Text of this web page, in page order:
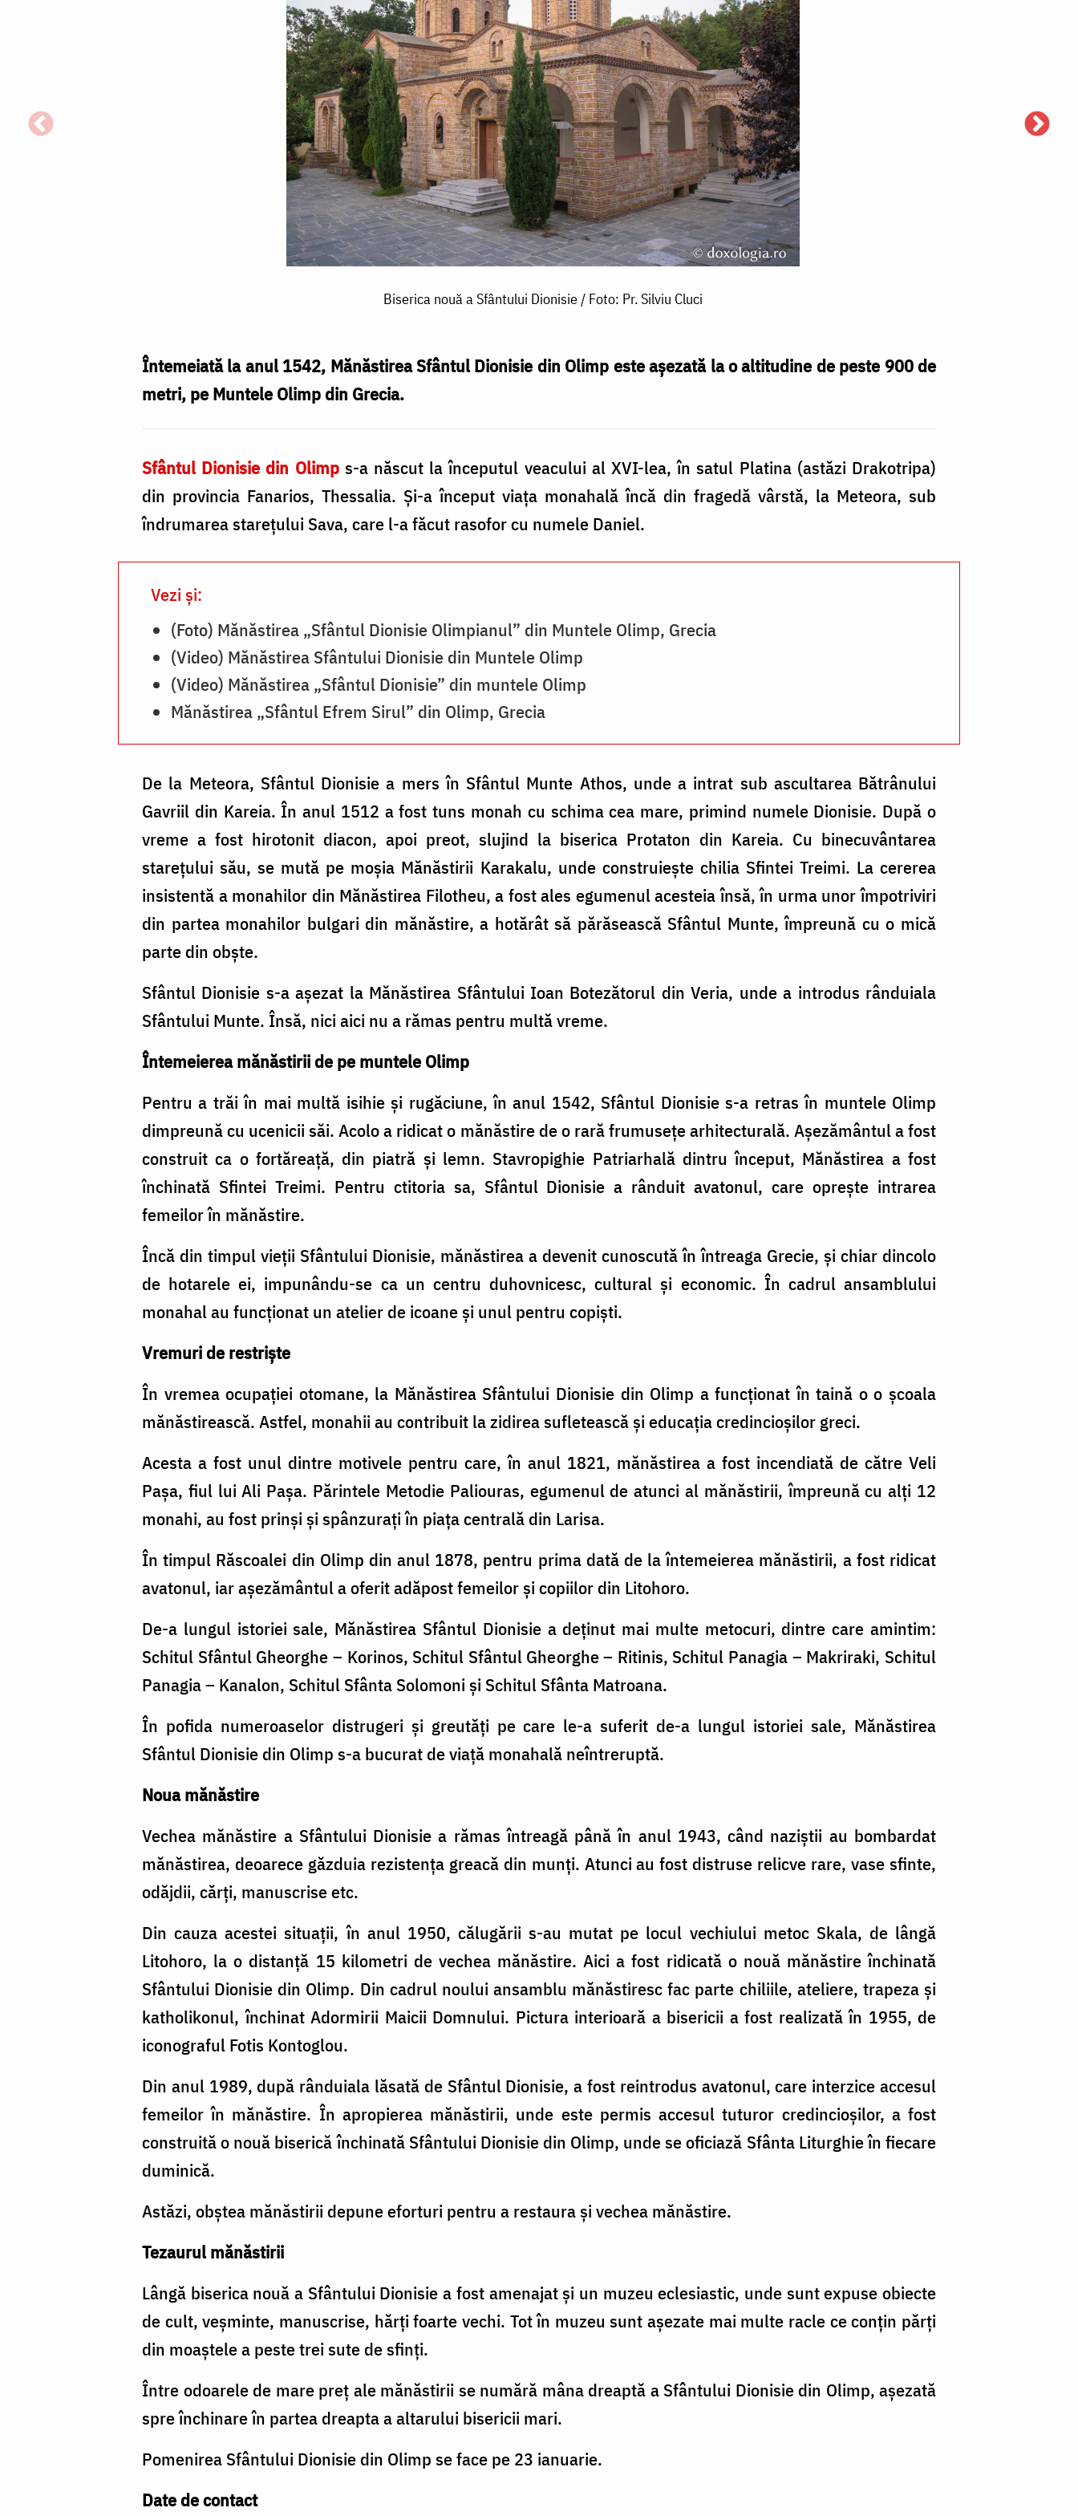
Biserica nouă a Sfântului Dionisie / Foto: Pr. Silviu Cluci
Întemeiată la anul 1542, Mănăstirea Sfântul Dionisie din Olimp este așezată la o altitudine de peste 900 de
metri, pe Muntele Olimp din Grecia.
Sfântul Dionisie din Olimps-a născut la începutul veacului al XVI-lea, în satul Platina (astăzi Drakotripa)
din provincia Fanarios, Thessalia. Și-a început viața monahală încă din fragedă vârstă, la Meteora, sub
îndrumarea starețului Sava, care l-a făcut rasofor cu numele Daniel.
Vezi și:
(Foto) Mănăstirea „Sfântul Dionisie Olimpianul” din Muntele Olimp, Grecia
(Video) Mănăstirea Sfântului Dionisie din Muntele Olimp
(Video) Mănăstirea „Sfântul Dionisie” din muntele Olimp
Mănăstirea „Sfântul Efrem Sirul” din Olimp, Grecia
De la Meteora, Sfântul Dionisie a mers în Sfântul Munte Athos, unde a intrat sub ascultarea Bătrânului
Gavriil din Kareia. În anul 1512 a fost tuns monah cu schima cea mare, primind numele Dionisie. După o
vreme a fost hirotonit diacon, apoi preot, slujind la biserica Protaton din Kareia. Cu binecuvântarea
starețului său, se mută pe moșia Mănăstirii Karakalu, unde construiește chilia Sfintei Treimi. La cererea
insistentă a monahilor din Mănăstirea Filotheu, a fost ales egumenul acesteia însă, în urma unor împotriviri
din partea monahilor bulgari din mănăstire, a hotărât să părăsească Sfântul Munte, împreună cu o mică
parte din obște.
Sfântul Dionisie s-a așezat la Mănăstirea Sfântului Ioan Botezătorul din Veria, unde a introdus rânduiala
Sfântului Munte. Însă, nici aici nu a rămas pentru multă vreme.
Întemeierea mănăstirii de pe muntele Olimp
Pentru a trăi în mai multă isihie și rugăciune, în anul 1542, Sfântul Dionisie s-a retras în muntele Olimp
dimpreună cu ucenicii săi. Acolo a ridicat o mănăstire de o rară frumusețe arhitecturală. Așezământul a fost
construit ca o fortăreață, din piatră şi lemn. Stavropighie Patriarhală dintru început, Mănăstirea a fost
închinată Sfintei Treimi. Pentru ctitoria sa, Sfântul Dionisie a rânduit avatonul, care oprește intrarea
femeilor în mănăstire.
Încă din timpul vieții Sfântului Dionisie, mănăstirea a devenit cunoscută în întreaga Grecie, şi chiar dincolo
de hotarele ei, impunându-se ca un centru duhovnicesc, cultural şi economic. În cadrul ansamblului
monahal au funcționat un atelier de icoane și unul pentru copiști.
Vremuri de restriște
În vremea ocupației otomane, la Mănăstirea Sfântului Dionisie din Olimp a funcționat în taină o o școala
mănăstirească. Astfel, monahii au contribuit la zidirea sufletească şi educația credincioșilor greci.
Acesta a fost unul dintre motivele pentru care, în anul 1821, mănăstirea a fost incendiată de către Veli
Pașa, fiul lui Ali Pașa. Părintele Metodie Paliouras, egumenul de atunci al mănăstirii, împreună cu alți 12
monahi, au fost prinși şi spânzurați în piața centrală din Larisa.
În timpul Răscoalei din Olimp din anul 1878, pentru prima dată de la întemeierea mănăstirii, a fost ridicat
avatonul, iar așezământul a oferit adăpost femeilor şi copiilor din Litohoro.
De-a lungul istoriei sale, Mănăstirea Sfântul Dionisie a deținut mai multe metocuri, dintre care amintim:
Schitul Sfântul Gheorghe – Korinos, Schitul Sfântul Gheorghe – Ritinis, Schitul Panagia – Makriraki, Schitul
Panagia – Kanalon, Schitul Sfânta Solomoni şi Schitul Sfânta Matroana.
În pofida numeroaselor distrugeri şi greutăți pe care le-a suferit de-a lungul istoriei sale, Mănăstirea
Sfântul Dionisie din Olimp s-a bucurat de viață monahală neîntreruptă.
Noua mănăstire
Vechea mănăstire a Sfântului Dionisie a rămas întreagă până în anul 1943, când naziştii au bombardat
mănăstirea, deoarece găzduia rezistența greacă din munți. Atunci au fost distruse relicve rare, vase sfinte,
odăjdii, cărți, manuscrise etc.
Din cauza acestei situații, în anul 1950, călugării s-au mutat pe locul vechiului metoc Skala, de lângă
Litohoro, la o distanță 15 kilometri de vechea mănăstire. Aici a fost ridicată o nouă mănăstire închinată
Sfântului Dionisie din Olimp. Din cadrul noului ansamblu mănăstiresc fac parte chiliile, ateliere, trapeza şi
katholikonul, închinat Adormirii Maicii Domnului. Pictura interioară a bisericii a fost realizată în 1955, de
iconograful Fotis Kontoglou.
Din anul 1989, după rânduiala lăsată de Sfântul Dionisie, a fost reintrodus avatonul, care interzice accesul
femeilor în mănăstire. În apropierea mănăstirii, unde este permis accesul tuturor credincioșilor, a fost
construită o nouă biserică închinată Sfântului Dionisie din Olimp, unde se oficiază Sfânta Liturghie în fiecare
duminică.
Astăzi, obștea mănăstirii depune eforturi pentru a restaura și vechea mănăstire.
Tezaurul mănăstirii
Lângă biserica nouă a Sfântului Dionisie a fost amenajat și un muzeu eclesiastic, unde sunt expuse obiecte
de cult, veșminte, manuscrise, hărți foarte vechi. Tot în muzeu sunt așezate mai multe racle ce conțin părți
din moaștele a peste trei sute de sfinți.
Între odoarele de mare preț ale mănăstirii se numără mâna dreaptă a Sfântului Dionisie din Olimp, așezată
spre închinare în partea dreapta a altarului bisericii mari.
Pomenirea Sfântului Dionisie din Olimp se face pe 23 ianuarie.
Date de contact